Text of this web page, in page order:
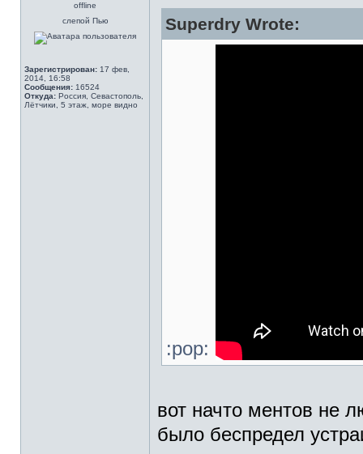
offline
слепой Пью
Зарегистрирован: 17 фев,
2014, 16:58
Сообщения: 16524
Откуда: Россия, Севастополь,
Лётчики, 5 этаж, море видно
Superdry Wrote:
:pop:
вот начто ментов не
было беспредел